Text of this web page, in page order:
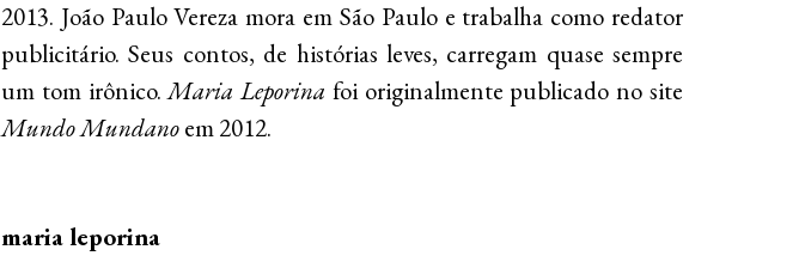
2013. João Paulo Vereza mora em São Paulo e trabalha como redator
publicitário. Seus contos, de histórias leves, carregam quase sempre
um tom irônico.Maria Leporina foi originalmente publicado no site
Mundo Mundanoem 2012.
maria leporina